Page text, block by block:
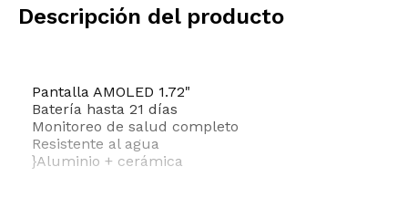
Descripción del producto
Pantalla AMOLED 1.72"
Batería hasta 21 días
Monitoreo de salud completo
Resistente al agua
}Aluminio + cerámica